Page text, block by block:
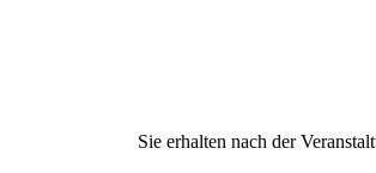
Sie erhalten nach der